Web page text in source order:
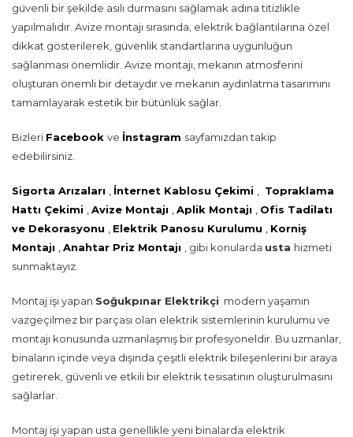
güvenli bir şekilde asılı durmasını sağlamak adına titizlikle
yapılmalıdır. Avize montajı sırasında, elektrik bağlantılarına özel
dikkat gösterilerek, güvenlik standartlarına uygunluğun
sağlanması önemlidir. Avize montajı, mekanın atmosferini
oluşturan önemli bir detaydır ve mekanın aydınlatma tasarımını
tamamlayarak estetik bir bütünlük sağlar.
Bizleri Facebook ve İnstagram sayfamızdan takip
edebilirsiniz.
Sigorta Arızaları İnternet Kablosu Çekimi
Topraklama
Hattı Çekimi
Avize Montajı Aplik Montajı
Ofis Tadilatı
ve Dekorasyonu
Elektrik Panosu Kurulumu
Korniş
Montajı
Anahtar Priz Montajı , gibi konularda usta hizmeti
sunmaktayız.
Montaj işi yapan Soğukpınar Elektrikçi modern yaşamın
vazgeçilmez bir parçası olan elektrik sistemlerinin kurulumu ve
montajı konusunda uzmanlaşmış bir profesyoneldir. Bu uzmanlar,
binaların içinde veya dışında çeşitli elektrik bileşenlerini bir araya
getirerek, güvenli ve etkili bir elektrik tesisatının oluşturulmasını
sağlarlar.
Montaj işi yapan usta genellikle yeni binalarda elektrik